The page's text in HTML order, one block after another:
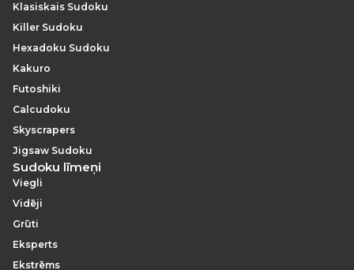
Klasiskais Sudoku
Killer Sudoku
Hexadoku Sudoku
Kakuro
Futoshiki
Calcudoku
Skyscrapers
Jigsaw Sudoku
Sudoku līmeņi
Viegli
Vidēji
Grūti
Eksperts
Ekstrēms